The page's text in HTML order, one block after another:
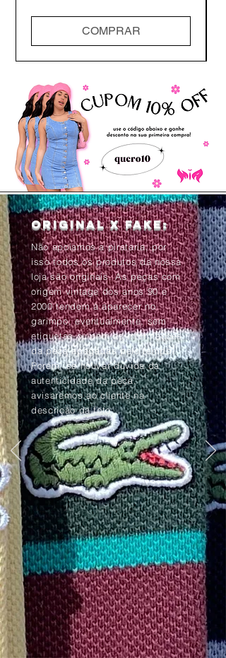
COMPRAR
Original x Fake:
Não apoiamos a pirataria, por
isso todos os produtos da nossa
loja são originais. As peças com
origem vintage dos anos 90 e
2000 tendem à aparecer no
garimpo, eventualmente, sem
etiquetas ou com as informações
da peça apagadas pelo tempo.
Porém, se houver dúvida da
autenticidade da peça,
avisaremos ao cliente na
descrição da foto.